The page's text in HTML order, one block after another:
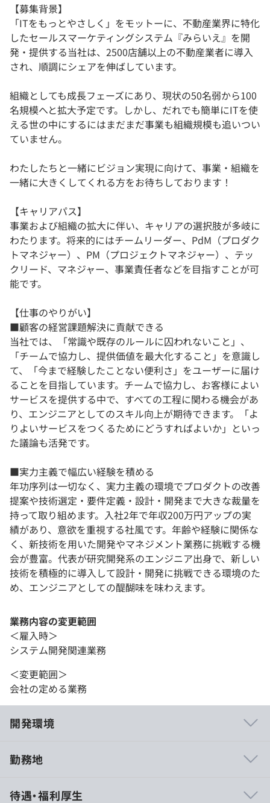
【募集背景】
「ITをもっとやさしく」をモットーに、不動産業界に特化
したセールスマーケティングシステム『みらいえ』を開
発・提供する当社は、2500店舗以上の不動産業者に導入
され、順調にシェアを伸ばしています。
組織としても成長フェーズにあり、現状の50名弱から100
名規模へと拡大予定です。しかし、だれでも簡単にITを使
える世の中にするにはまだまだ事業も組織規模も追いつい
ていません。
わたしたちと一緒にビジョン実現に向けて、事業・組織を
一緒に大きくしてくれる方をお待ちしております！
【キャリアパス】
事業および組織の拡大に伴い、キャリアの選択肢が多岐に
わたります。将来的にはチームリーダー、PdM（プロダク
トマネジャー）、PM（プロジェクトマネジャー）、テッ
クリード、マネジャー、事業責任者などを目指すことが可
能です。
【仕事のやりがい】
■顧客の経営課題解決に貢献できる
当社では、「常識や既存のルールに囚われないこと」、
「チームで協力し、提供価値を最大化すること」を意識し
て、「今まで経験したことない便利さ」をユーザーに届け
ることを目指しています。チームで協力し、お客様によい
サービスを提供する中で、すべての工程に関わる機会があ
り、エンジニアとしてのスキル向上が期待できます。「よ
りよいサービスをつくるためにどうすればよいか」といっ
た議論も活発です。
■実力主義で幅広い経験を積める
年功序列は一切なく、実力主義の環境でプロダクトの改善
提案や技術選定・要件定義・設計・開発まで大きな裁量を
持って取り組めます。入社2年で年収200万円アップの実
績があり、意欲を重視する社風です。年齢や経験に関係な
く、新技術を用いた開発やマネジメント業務に挑戦する機
会が豊富。代表が研究開発系のエンジニア出身で、新しい
技術を積極的に導入して設計・開発に挑戦できる環境のた
め、エンジニアとしての醍醐味を味わえます。
業務内容の変更範囲
＜雇入時＞
システム開発関連業務
＜変更範囲＞
会社の定める業務
開発環境
■積極的な提案や挑戦を歓迎しサポートする社風です。実
勤務地
待遇・福利厚生